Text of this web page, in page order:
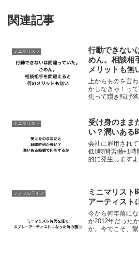
関連記事
ミニマリスト
行動できない
めん。相談相
メリットも無
上からものを言
かしなきゃ！っ
焦って躓き転げ
も......相談相手を
がないですよ。
ミニマリスト
受け身のまま
い？潤いある
会社に雇用され
低8時間労働+1時
的に発生します
時間労働が一般
シンプルライフ
ミニマリスト
アーティスト
今から何年前に
か2012年だった
か。今でこそ、